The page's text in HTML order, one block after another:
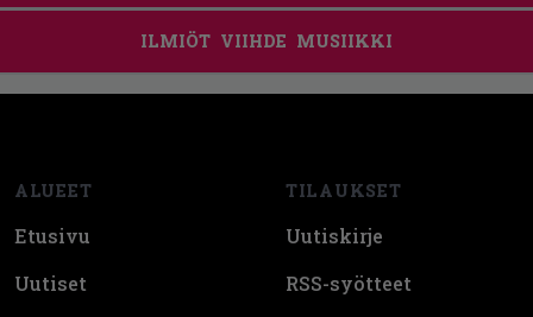
ILMIÖT VIIHDE MUSIIKKI
ALUEET
Etusivu
Uutiset
TILAUKSET
Uutiskirje
RSS-syötteet